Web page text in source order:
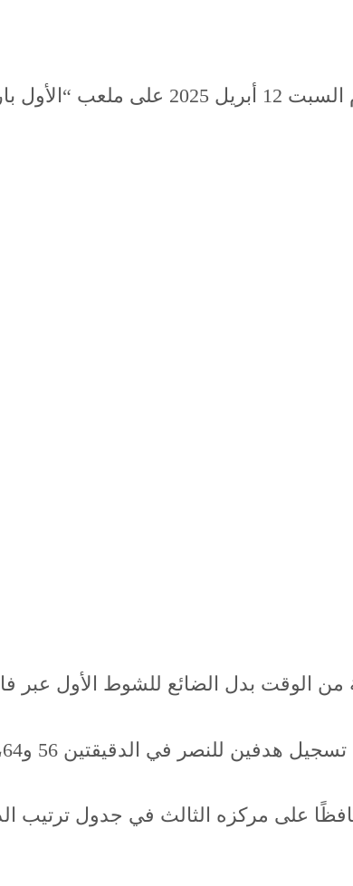
من الوقت بدل الضائع للشوط الأول عبر
الدقيقتين 56 و64، ليقلب النتيجة لصالح فريقه.
النصر رصيده إلى 57 نقطة، محافظًا على مركزه الثالث